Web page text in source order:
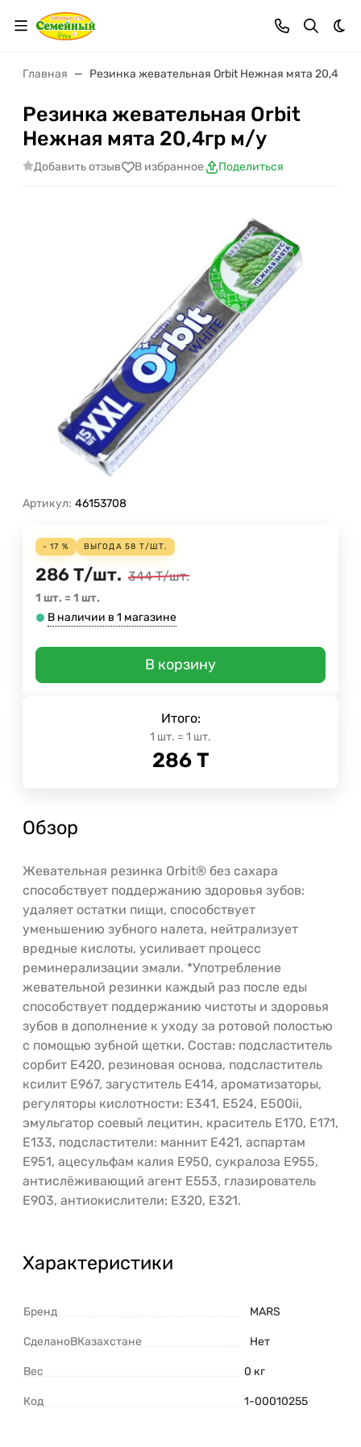
Главная Резинка жевательная Orbit Нежная мята 20,4гр
Резинка жевательная Orbit
Нежная мята 20,4гр м/у
Добавить отзыв В избранное Поделиться
Артикул: 46153708
- 17 % ВЫГОДА 58 Т/ШТ.
286 Т/шт. 344 Т/шт.
1 шт. = 1 шт.
В наличии в 1 магазине
В корзину
Итого:
1 шт. = 1 шт.
286 Т
Обзор
Жевательная резинка Orbit® без сахара
способствует поддержанию здоровья зубов:
удаляет остатки пищи, способствует
уменьшению зубного налета, нейтрализует
вредные кислоты, усиливает процесс
реминерализации эмали. *Употребление
жевательной резинки каждый раз после еды
способствует поддержанию чистоты и здоровья
зубов в дополнение к уходу за ротовой полостью
с помощью зубной щетки. Состав: подсластитель
сорбит E420, резиновая основа, подсластитель
ксилит E967, загуститель E414, ароматизаторы,
регуляторы кислотности: E341, E524, E500ii,
эмульгатор соевый лецитин, краситель E170, E171,
E133, подсластители: маннит E421, аспартам
E951, ацесульфам калия E950, сукралоза E955,
антислёживающий агент E553, глазирователь
E903, антиокислители: E320, E321.
Характеристики
Бренд MARS
СделаноВКазахстане Нет
Вес 0 кг
Код 1-00010255